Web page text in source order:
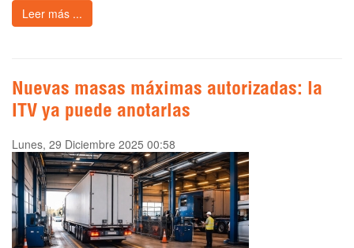
Leer más ...
Nuevas masas máximas autorizadas: la
ITV ya puede anotarlas
Lunes, 29 Diciembre 2025 00:58